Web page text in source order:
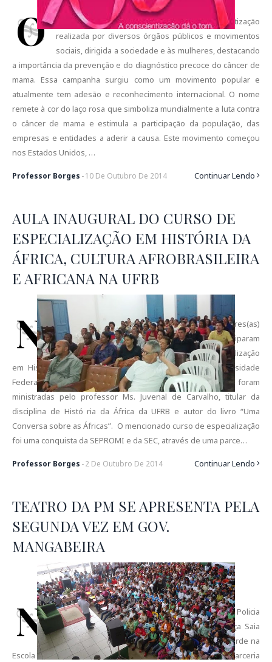
O
utubro Rosa é uma campanha de conscientização
realizada por diversos órgãos públicos e movimentos
sociais, dirigida a sociedade e às mulheres, destacando
a importância da prevenção e do diagnóstico precoce do câncer de
mama. Essa campanha surgiu como um movimento popular e
atualmente tem adesão e reconhecimento internacional. O nome
remete à cor do laço rosa que simboliza mundialmente a luta contra
o câncer de mama e estimula a participação da população, das
empresas e entidades a aderir a causa. Este movimento começou
nos Estados Unidos, …
Professor Borges -10 De Outubro De 2014 Continuar Lendo
AULA INAUGURAL DO CURSO DE
ESPECIALIZAÇÃO EM HISTÓRIA DA
ÁFRICA, CULTURA AFROBRASILEIRA
E AFRICANA NA UFRB
N
os últimos dias 26 e 27 de setembro, 53 professores(as)
do município de Governador Mangabeira participaram
da primeira aula inaugural do Curso de Especialização
em História e Cultura Afrobrasileira e Africana da Universidade
Federal do Recôncavo da Bahia - UFRB. As primeiras aulas foram
ministradas pelo professor Ms. Juvenal de Carvalho, titular da
disciplina de Histó ria da África da UFRB e autor do livro “Uma
Conversa sobre as Áfricas”. O mencionado curso de especialização
foi uma conquista da SEPROMI e da SEC, através de uma parce…
Professor Borges -2 De Outubro De 2014 Continuar Lendo
TEATRO DA PM SE APRESENTA PELA
SEGUNDA VEZ EM GOV.
MANGABEIRA
N
o último dia 24 de setembro de 2014, o Teatro da Policia
Militar da Bahia, realizou a apresentação da Peça Saia
Dessa Droga no Colégio CEAG pela manhã e a tarde na
Escola CEPAVP. Essa ação foi realizada através de uma parceria